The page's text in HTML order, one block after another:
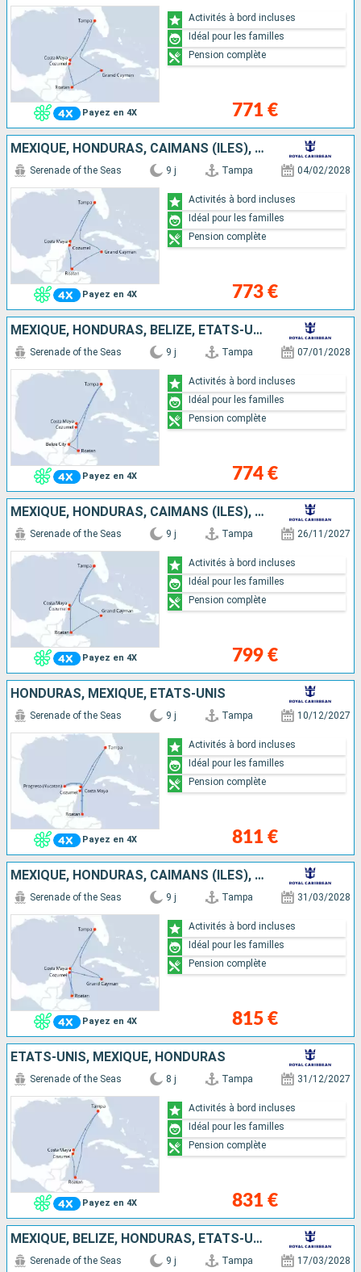
Payez en 4X 771 €
Activités à bord incluses
Idéal pour les familles
Pension complète
MEXIQUE, HONDURAS, CAÏMANS (ÎLES), ÉTATS-UNIS
Payez en 4X
Serenade of the Seas 9 j Tampa 04/02/2028
773 €
Activités à bord incluses
Idéal pour les familles
Pension complète
MEXIQUE, HONDURAS, BELIZE, ÉTATS-UNIS
Payez en 4X
Serenade of the Seas 9 j Tampa 07/01/2028
774 €
Activités à bord incluses
Idéal pour les familles
Pension complète
MEXIQUE, HONDURAS, CAÏMANS (ÎLES), ÉTATS-UNIS
Payez en 4X
Serenade of the Seas 9 j Tampa 26/11/2027
799 €
Activités à bord incluses
Idéal pour les familles
Pension complète
HONDURAS, MEXIQUE, ÉTATS-UNIS
Payez en 4X
Serenade of the Seas 9 j Tampa 10/12/2027
811 €
Activités à bord incluses
Idéal pour les familles
Pension complète
MEXIQUE, HONDURAS, CAÏMANS (ÎLES), ÉTATS-UNIS
Payez en 4X
Serenade of the Seas 9 j Tampa 31/03/2028
815 €
Activités à bord incluses
Idéal pour les familles
Pension complète
ÉTATS-UNIS, MEXIQUE, HONDURAS
Payez en 4X
Serenade of the Seas 8 j Tampa 31/12/2027
831 €
Activités à bord incluses
Idéal pour les familles
Pension complète
MEXIQUE, BELIZE, HONDURAS, ÉTATS-UNIS
Serenade of the Seas 9 j Tampa 17/03/2028